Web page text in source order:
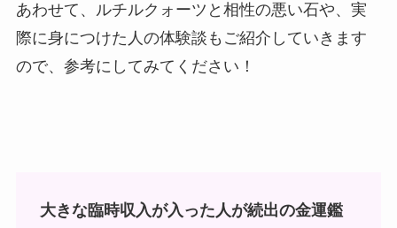
あわせて、ルチルクォーツと相性の悪い石や、実
際に身につけた人の体験談もご紹介していきます
ので、参考にしてみてください！
大きな臨時収入が入った人が続出の金運鑑